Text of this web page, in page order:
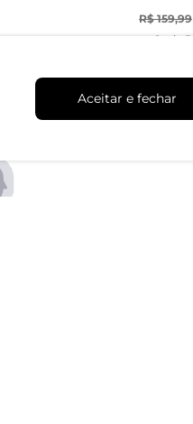
Aceitar e fechar
R$ 159,99
ou 1x de